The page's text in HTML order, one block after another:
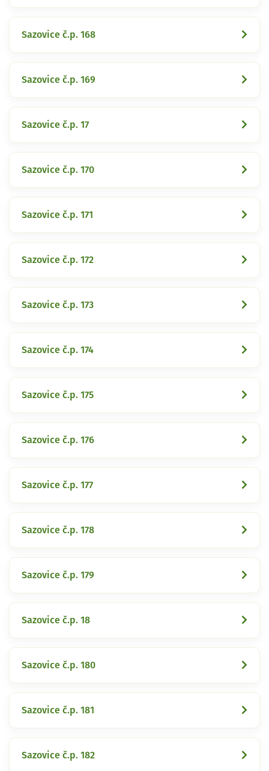
Sazovice č.p. 168
Sazovice č.p. 169
Sazovice č.p. 17
Sazovice č.p. 170
Sazovice č.p. 171
Sazovice č.p. 172
Sazovice č.p. 173
Sazovice č.p. 174
Sazovice č.p. 175
Sazovice č.p. 176
Sazovice č.p. 177
Sazovice č.p. 178
Sazovice č.p. 179
Sazovice č.p. 18
Sazovice č.p. 180
Sazovice č.p. 181
Sazovice č.p. 182